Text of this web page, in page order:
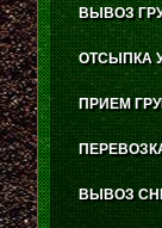
ВЫВОЗ
ОТСЫПКА
ПРИЕМ
ВЫВОЗ